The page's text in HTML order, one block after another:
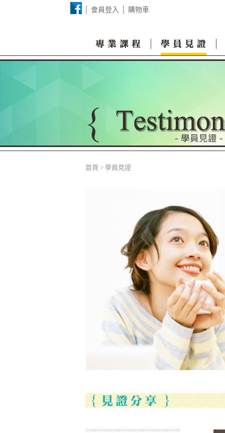
會員登入 │ 購物車
首頁 > 學員見證